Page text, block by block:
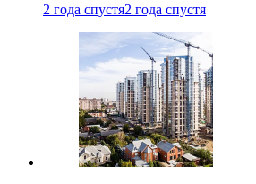
2 года спустя2 года спустя